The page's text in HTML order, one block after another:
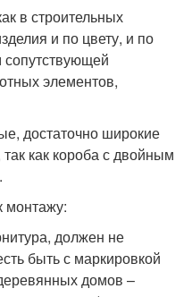
в строительных
и по цвету, и по
элементов,
достаточно широкие
как короба с двойным
монтажу:
должен не
быть с маркировкой
домов –